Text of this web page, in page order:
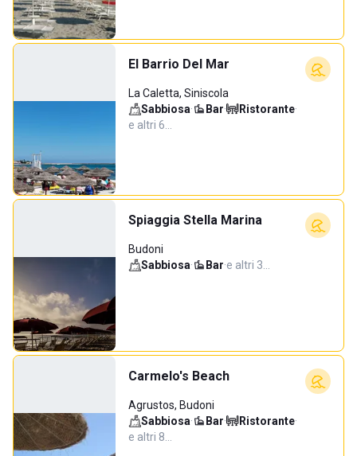
El Barrio Del Mar
La Caletta, Siniscola
Sabbiosa· Bar· Ristorante·
e altri 6…
Spiaggia Stella Marina
Budoni
Sabbiosa· Bar·e altri 3…
Carmelo's Beach
Agrustos, Budoni
Sabbiosa· Bar· Ristorante·
e altri 8…